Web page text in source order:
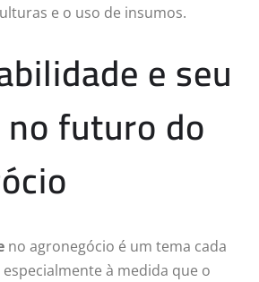
e o uso de insumos.
e seu
futuro do
no agronegócio é um tema cada
à medida que o